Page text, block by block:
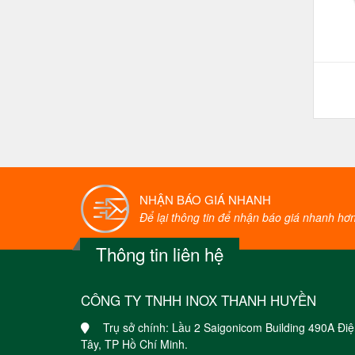
NHẬN BÁO GIÁ NHANH
Để lại thông tin để nhận báo giá nhanh
Thông tin liên hệ
CÔNG TY TNHH INOX THANH HUYỀN
Trụ sở chính: Lầu 2 Saigonicom Building 490A
Tây, TP Hồ Chí Minh.